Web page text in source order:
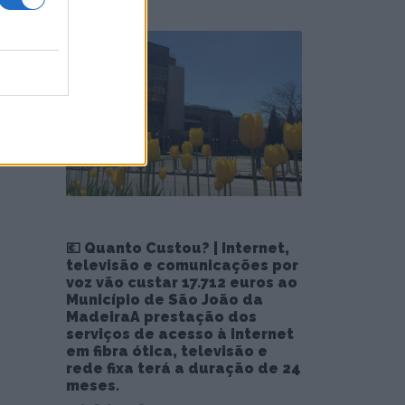
💶 Quanto Custou? | Internet,
televisão e comunicações por
voz vão custar 17.712 euros ao
Município de São João da
MadeiraA prestação dos
serviços de acesso à internet
em fibra ótica, televisão e
rede fixa terá a duração de 24
meses.